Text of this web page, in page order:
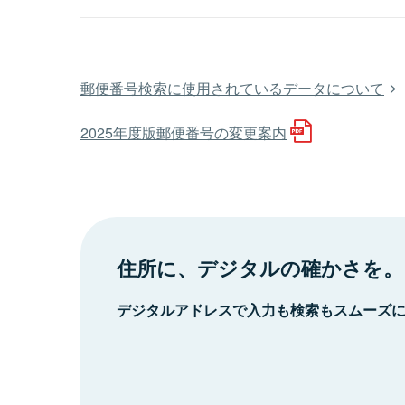
郵便番号検索に使用されているデータについて
2025年度版郵便番号の変更案内
住所に、デジタルの確かさを。
デジタルアドレスで入力も検索もスムーズ